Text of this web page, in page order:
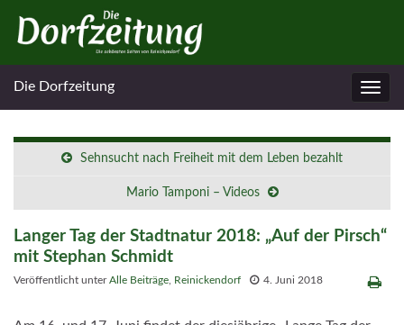
Die Dorfzeitung
Sehnsucht nach Freiheit mit dem Leben bezahlt
Mario Tamponi – Videos
Langer Tag der Stadtnatur 2018: „Auf der Pirsch“
mit Stephan Schmidt
Veröffentlicht unterAlle Beiträge Reinickendorf 4. Juni 2018